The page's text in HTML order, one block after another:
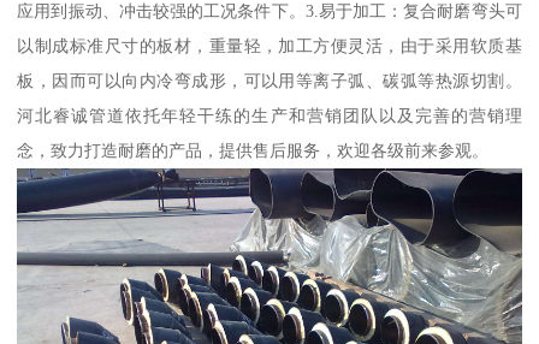
应用到振动、冲击较强的工况条件下。3.易于加工：复合耐磨弯头可
以制成标准尺寸的板材，重量轻，加工方便灵活，由于采用软质基
板，因而可以向内冷弯成形，可以用等离子弧、碳弧等热源切割。
河北睿诚管道依托年轻干练的生产和营销团队以及完善的营销理
念，致力打造耐磨的产品，提供售后服务，欢迎各级前来参观。